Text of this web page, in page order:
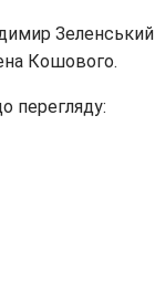
Зеленський
Кошового.
перегляду: